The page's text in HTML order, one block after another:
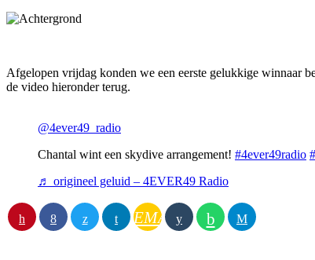
Afgelopen vrijdag konden we een eerste gelukkige winnaar
de video hieronder terug.
@4ever49_radio
Chantal wint een skydive arrangement! #4ever49radio
♬ origineel geluid – 4EVER49 Radio
EMAIL